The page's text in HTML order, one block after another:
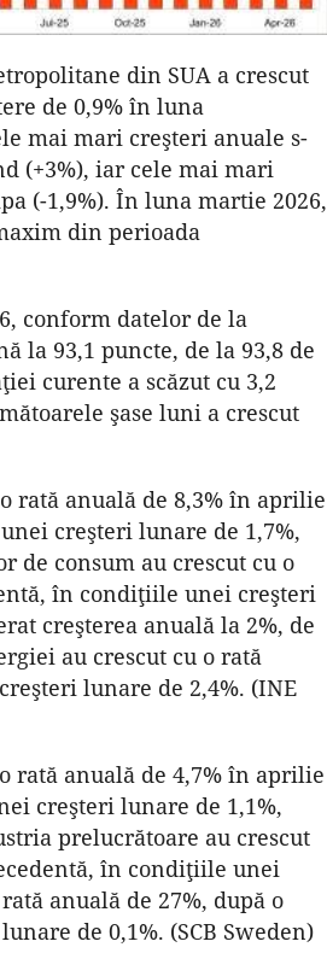
din SUA a crescut
de 0,9% în luna
mai mari creşteri anuale s-
(+3%), iar cele mai mari
(-1,9%). În luna martie 2026,
din perioada
conform datelor de la
la 93,1 puncte, de la 93,8 de
curente a scăzut cu 3,2
şase luni a crescut
rată anuală de 8,3% în aprilie
creşteri lunare de 1,7%,
de consum au crescut cu o
în condiţiile unei creşteri
creşterea anuală la 2%, de
au crescut cu o rată
lunare de 2,4%. (INE
rată anuală de 4,7% în aprilie
creşteri lunare de 1,1%,
prelucrătoare au crescut
în condiţiile unei
anuală de 27%, după o
de 0,1%. (SCB Sweden)